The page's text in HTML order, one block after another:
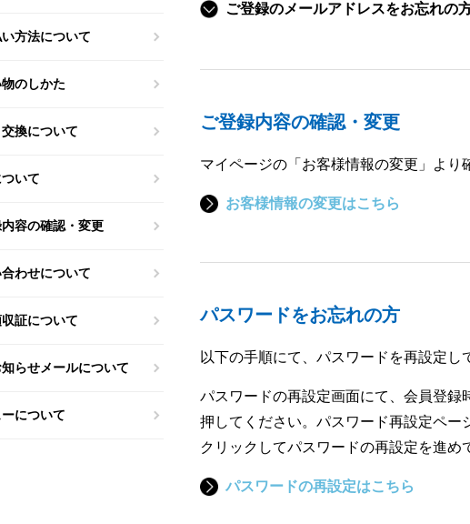
ご登録のメールアドレスをお忘れの
ご登録内容の確認・変更
マイページの「お客様情報の変更」より
お客様情報の変更はこちら
パスワードをお忘れの方
以下の手順にて、パスワードを再設定し
パスワードの再設定画面にて、会員登
押してください。パスワード再設定ペ
クリックしてパスワードの再設定を進め
パスワードの再設定はこちら
方法について
のしかた
換について
いて
容の確認・変更
わせについて
証について
らせメールについて
について